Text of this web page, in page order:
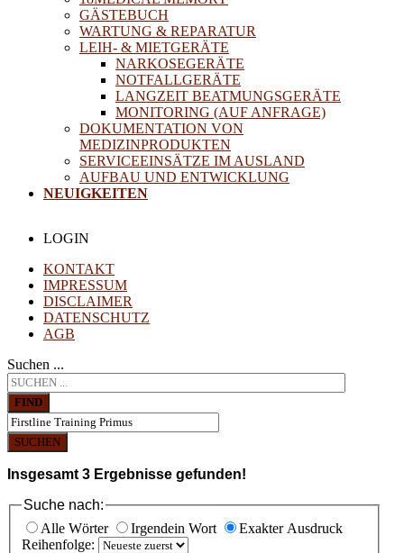
GÄSTEBUCH
WARTUNG & REPARATUR
LEIH- & MIETGERÄTE
NARKOSEGERÄTE
NOTFALLGERÄTE
LANGZEIT BEATMUNGSGERÄTE
MONITORING (AUF ANFRAGE)
DOKUMENTATION VON
MEDIZINPRODUKTEN
SERVICEEINSÄTZE IM AUSLAND
AUFBAU UND ENTWICKLUNG
NEUIGKEITEN
LOGIN
KONTAKT
IMPRESSUM
DISCLAIMER
DATENSCHUTZ
AGB
Suchen ...
FIND
SUCHEN
Insgesamt 3 Ergebnisse gefunden!
Suche nach:
Alle Wörter
Irgendein Wort
Exakter Ausdruck
Reihenfolge: